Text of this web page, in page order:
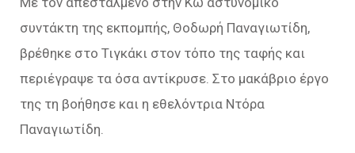
συντάκτη της εκπομπής, Θοδωρή Παναγιωτίδη,
βρέθηκε στο Τιγκάκι στον τόπο της ταφής και
περιέγραψε τα όσα αντίκρυσε. Στο μακάβριο έργο
της τη βοήθησε και η εθελόντρια Ντόρα
Παναγιωτίδη.